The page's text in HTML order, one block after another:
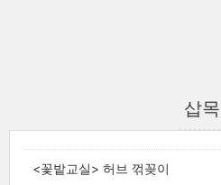
삽목
<꽃밭교실> 허브 꺾꽂이